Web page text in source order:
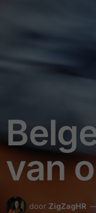
van
door ZigZagHR